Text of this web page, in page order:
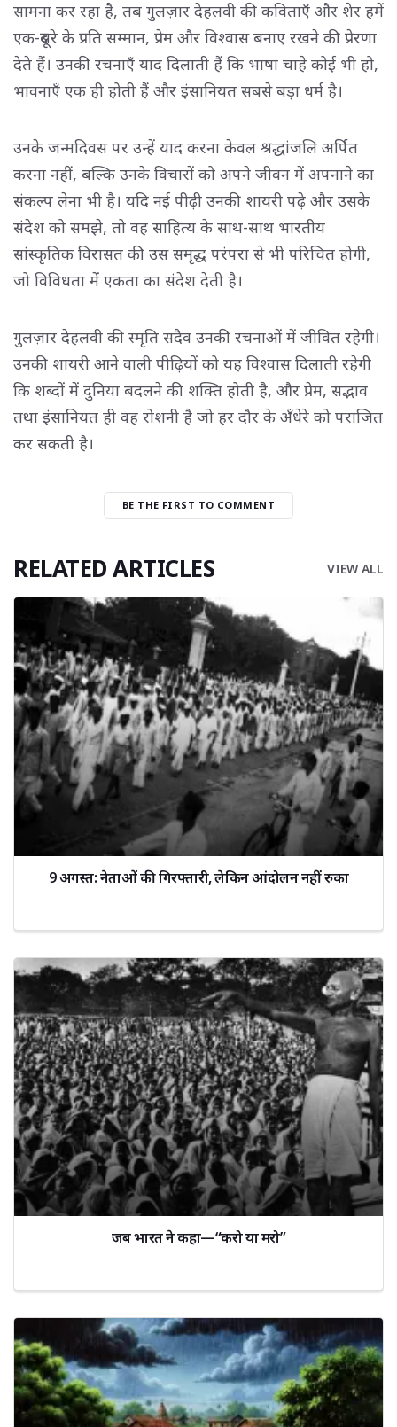
सामना कर रहा है, तब गुलज़ार देहलवी की कविताएँ और शेर हमें
एक-दूसरे के प्रति सम्मान, प्रेम और विश्वास बनाए रखने की प्रेरणा
देते हैं। उनकी रचनाएँ याद दिलाती हैं कि भाषा चाहे कोई भी हो,
भावनाएँ एक ही होती हैं और इंसानियत सबसे बड़ा धर्म है।
उनके जन्मदिवस पर उन्हें याद करना केवल श्रद्धांजलि अर्पित
करना नहीं, बल्कि उनके विचारों को अपने जीवन में अपनाने का
संकल्प लेना भी है। यदि नई पीढ़ी उनकी शायरी पढ़े और उसके
संदेश को समझे, तो वह साहित्य के साथ-साथ भारतीय
सांस्कृतिक विरासत की उस समृद्ध परंपरा से भी परिचित होगी,
जो विविधता में एकता का संदेश देती है।
गुलज़ार देहलवी की स्मृति सदैव उनकी रचनाओं में जीवित रहेगी।
उनकी शायरी आने वाली पीढ़ियों को यह विश्वास दिलाती रहेगी
कि शब्दों में दुनिया बदलने की शक्ति होती है, और प्रेम, सद्भाव
तथा इंसानियत ही वह रोशनी है जो हर दौर के अँधेरे को पराजित
कर सकती है।
BE THE FIRST TO COMMENT
RELATED ARTICLES VIEW ALL
9 अगस्त: नेताओं की गिरफ्तारी, लेकिन आंदोलन नहीं रुका
जब भारत ने कहा—“करो या मरो”